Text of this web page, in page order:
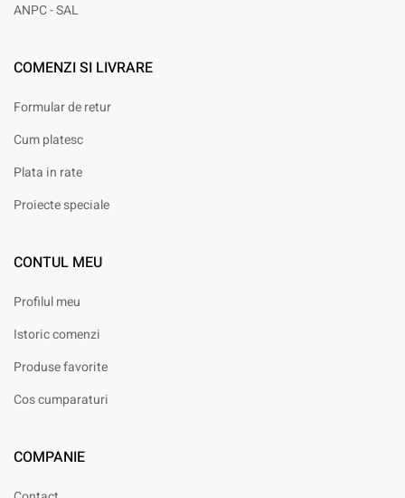
ANPC - SAL
COMENZI SI LIVRARE
Formular de retur
Cum platesc
Plata in rate
Proiecte speciale
CONTUL MEU
Profilul meu
Istoric comenzi
Produse favorite
Cos cumparaturi
COMPANIE